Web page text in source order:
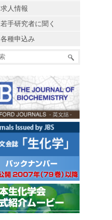
求人情報
若手研究者に聞く
各種申込み